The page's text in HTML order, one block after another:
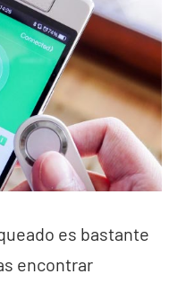
es bastante
encontrar